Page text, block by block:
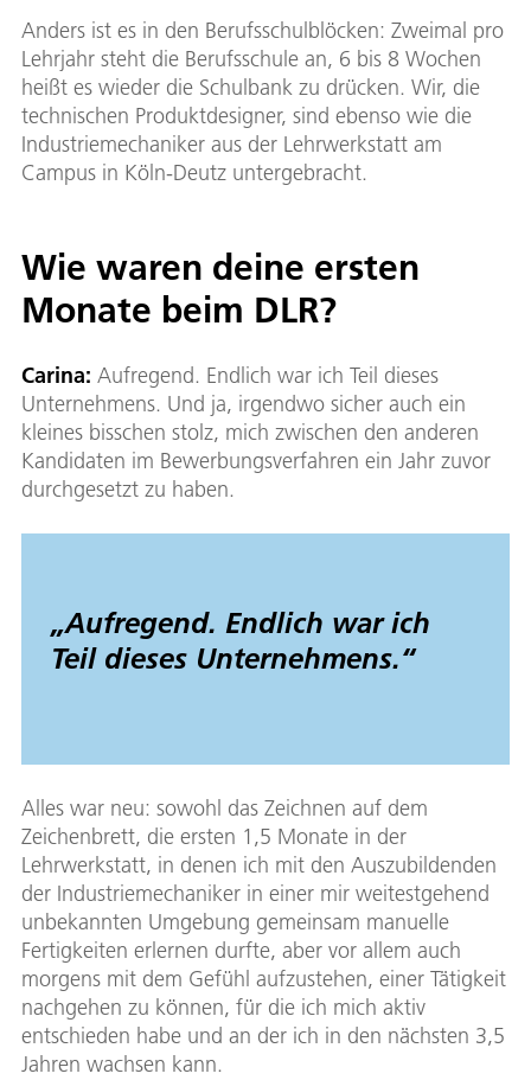
Anders ist es in den Berufsschulblöcken: Zweimal pro
Lehrjahr steht die Berufsschule an, 6 bis 8 Wochen
heißt es wieder die Schulbank zu drücken. Wir, die
technischen Produktdesigner, sind ebenso wie die
Industriemechaniker aus der Lehrwerkstatt am
Campus in Köln-Deutz untergebracht.
Wie waren deine ersten
Monate beim DLR?
Carina: Aufregend. Endlich war ich Teil dieses
Unternehmens. Und ja, irgendwo sicher auch ein
kleines bisschen stolz, mich zwischen den anderen
Kandidaten im Bewerbungsverfahren ein Jahr zuvor
durchgesetzt zu haben.
„Aufregend. Endlich war ich
Teil dieses Unternehmens.“
Alles war neu: sowohl das Zeichnen auf dem
Zeichenbrett, die ersten 1,5 Monate in der
Lehrwerkstatt, in denen ich mit den Auszubildenden
der Industriemechaniker in einer mir weitestgehend
unbekannten Umgebung gemeinsam manuelle
Fertigkeiten erlernen durfte, aber vor allem auch
morgens mit dem Gefühl aufzustehen, einer Tätigkeit
nachgehen zu können, für die ich mich aktiv
entschieden habe und an der ich in den nächsten 3,5
Jahren wachsen kann.